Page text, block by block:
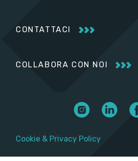
CONTATTACI
COLLABORA CON NOI
Cookie & Privacy Policy